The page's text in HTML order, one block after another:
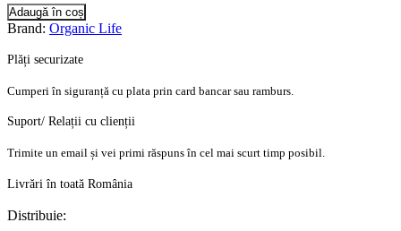
Adaugă în coș
Brand: Organic Life
Plăți securizate
Cumperi în siguranță cu plata prin card bancar sau ramburs.
Suport/ Relații cu clienții
Trimite un email și vei primi răspuns în cel mai scurt timp posibil.
Livrări în toată România
Distribuie: